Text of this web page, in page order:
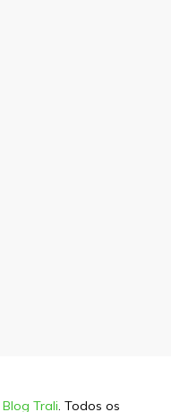
Blog Trali. Todos os